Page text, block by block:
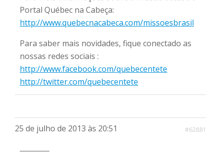
Portal Québec na Cabeça:
http://www.quebecnacabeca.com/missoesbrasil
Para saber mais novidades, fique conectado as
nossas redes sociais :
http://www.facebook.com/quebecentete
http://twitter.com/quebecentete
25 de julho de 2013 às 20:51 #62881